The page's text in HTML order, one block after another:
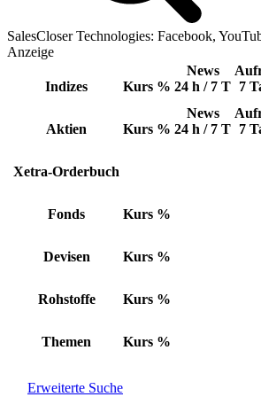
SalesCloser Technologies: Facebook,
Anzeige
Indizes Kurs %
News
24 h / 7 T 7
Aktien Kurs %
News
24 h / 7 T 7
Xetra-Orderbuch
Fonds Kurs %
Devisen Kurs %
Rohstoffe Kurs %
Themen Kurs %
Erweiterte Suche